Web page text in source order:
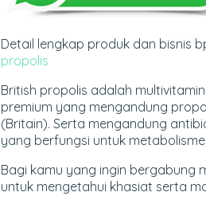
Detail lengkap produk dan bisnis
propolis
British propolis adalah
premium yang mengandung
(Britain). Serta mengandung
yang berfungsi untuk
Bagi kamu yang ingin bergabung
untuk mengetahui khasiat serta